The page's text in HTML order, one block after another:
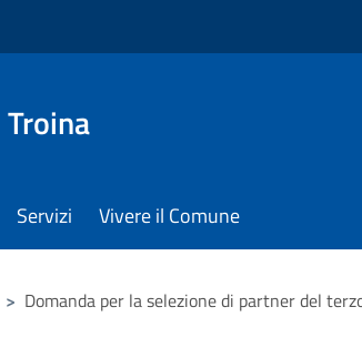
Servizi Vivere il Comune
> Domanda per la selezione di partner del